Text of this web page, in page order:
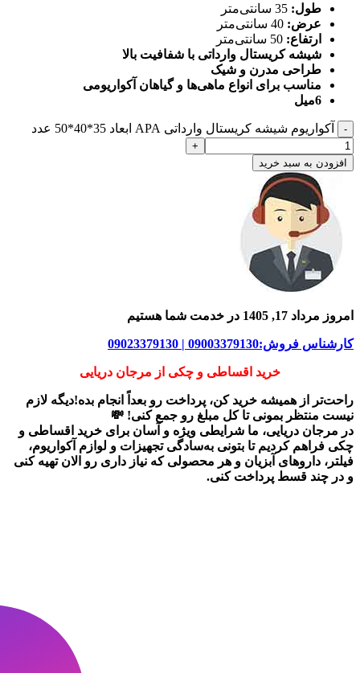
طول:
عرض:
ارتفاع:
شیشه کریستال وارداتی با شفافیت بالا
طراحی مدرن و شیک
مناسب برای انواع ماهی‌ها و گیاهان آکواریومی
6میل
آکواریوم شیشه کریستال وارداتی APA ابعاد 35*40*50 عدد
افزودن به سبد خرید
امروز مرداد 17, 1405 در خدمت شما هستیم
کارشناس فروش:09003379130 | 09023379130
خرید اقساطی و چکی از مرجان دریایی
راحت‌تر از همیشه خرید کن، پرداخت رو بعداً انجام بده!دیگه لازم
نیست منتظر بمونی تا کل مبلغ رو جمع کنی! 💸
در مرجان دریایی، ما شرایطی ویژه و آسان برای خرید اقساطی و
چکی فراهم کردیم تا بتونی به‌سادگی تجهیزات و لوازم آکواریوم،
فیلتر، داروهای آبزیان و هر محصولی که نیاز داری رو الان تهیه کنی
و در چند قسط پرداخت کنی.